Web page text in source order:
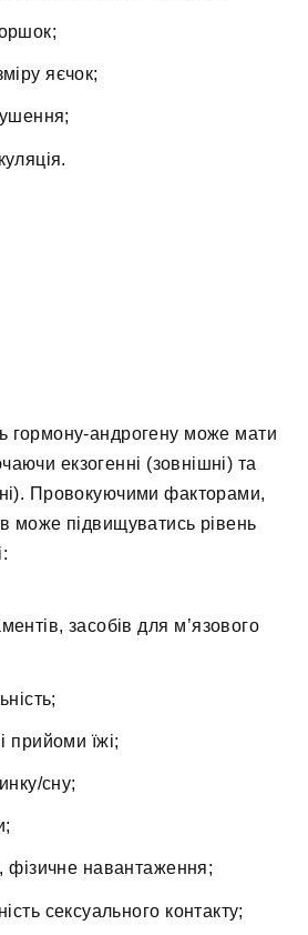
яєчок;
гормону-андрогену може мати
екзогенні (зовнішні) та
Провокуючими факторами,
може підвищуватись рівень
засобів для м’язового
прийоми їжі;
сну;
фізичне навантаження;
сексуального контакту;